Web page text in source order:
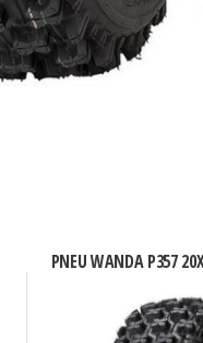
PNEU WANDA P357